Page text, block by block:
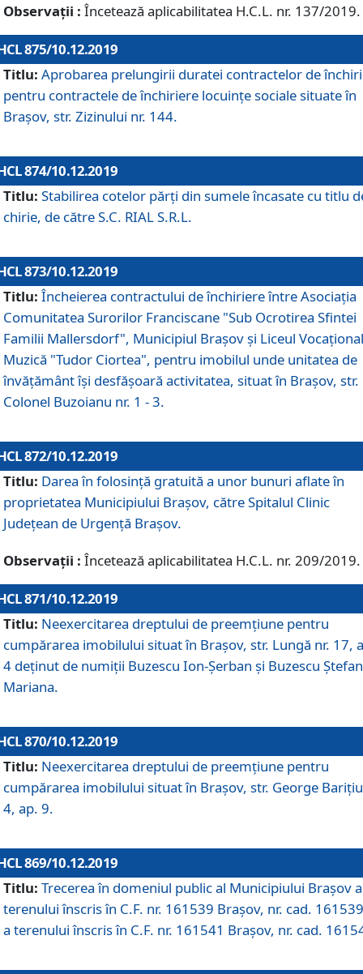
Observații : Încetează aplicabilitatea H.C.L. nr. 137/2019.
875/10.12.2019
Titlu: Aprobarea prelungirii duratei contractelor de
pentru contractele de închiriere locuinţe sociale situate în
Braşov, str. Zizinului nr. 144.
874/10.12.2019
Titlu: Stabilirea cotelor părți din sumele încasate cu titlu
chirie, de către S.C. RIAL S.R.L.
873/10.12.2019
Titlu: Încheierea contractului de închiriere între Asociația
Comunitatea Surorilor Franciscane "Sub Ocrotirea Sfintei
Familii Mallersdorf", Municipiul Braşov şi Liceul
Muzică "Tudor Ciortea", pentru imobilul unde unitatea de
învățământ îşi desfăşoară activitatea, situat în Braşov, str.
Colonel Buzoianu nr. 1 - 3.
872/10.12.2019
Titlu: Darea în folosinţă gratuită a unor bunuri aflate în
proprietatea Municipiului Braşov, către Spitalul Clinic
Judeţean de Urgenţă Braşov.
Observații : Încetează aplicabilitatea H.C.L. nr. 209/2019.
871/10.12.2019
Titlu: Neexercitarea dreptului de preemţiune pentru
cumpărarea imobilului situat în Braşov, str. Lungă nr. 17,
4 deţinut de numiţii Buzescu Ion-Şerban și Buzescu
Mariana.
870/10.12.2019
Titlu: Neexercitarea dreptului de preemţiune pentru
cumpărarea imobilului situat în Braşov, str. George
4, ap. 9.
869/10.12.2019
Titlu: Trecerea în domeniul public al Municipiului Braşov a
terenului înscris în C.F. nr. 161539 Brașov, nr. cad.
a terenului înscris în C.F. nr. 161541 Brașov, nr. cad.